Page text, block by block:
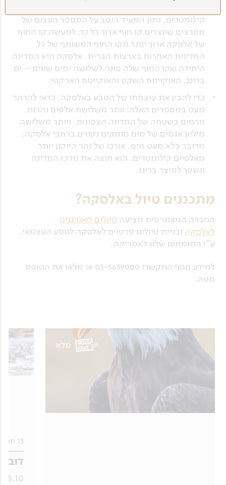
קילומטרים, נתון המעיד היטב על המספר העצום של
מפרצים שיוצרים קו חוף ארוך כל כך. למעשה קו החוף
של אלסקה ארוך יותר מקו החוף המשותף של כל
המדינות האחרות בארצות הברית. אלסקה היא המדינה
היחידה שקו החוף שלה פונה לשלושה ימים שונים – ים
ברינג, האוקיינוס השקט והאוקיינוס הארקטי.
כדי להבין את עוצמתו של הטבע באלסקה, כדאי להרהר
מעט במספרים האלה: יותר משלושת אלפים נהרות
זורמים בשטחה של המדינה הצפונית, ויותר משלושה
מיליון אגמים של מים מתוקים נקווים ברחבי אלסקה.
מדובר בלא מעט מים. אורכו של נהר היוקון יותר
מאלפיים קילומטרים. הוא חוצה את מרכז המדינה
ונשפך למיצר ברינג.
מתכננים טיול באלסקה?
החברה הגיאוגרפית מציעה טיולים מאורגנים
לאלסקה ובניית טיולים פרטיים לאלסקה לנוסע העצמאי,
ע"י המומחים שלנו לאמריקה.
למידע נוסף התקשרו 03-5639000 או מלאו את הטופס
מטה.
מלא
13 יום - טיול לקנדה, מקוויבק אל צ'רצ'יל
05.10